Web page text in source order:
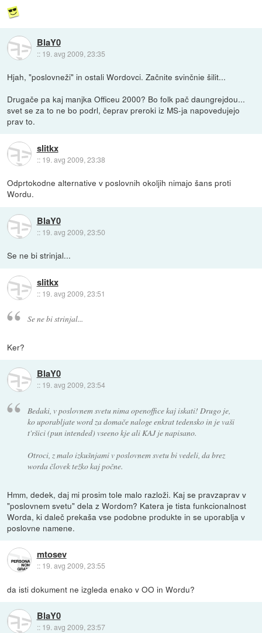
BlaY0
:: 19. avg 2009, 23:35
Hjah, "poslovneži" in ostali Wordovci. Začnite svinčnie šilit...
Drugače pa kaj manjka Officeu 2000? Bo folk pač daungrejdou...
svet se za to ne bo podrl, čeprav preroki iz MS-ja napovedujejo
prav to.
slitkx
:: 19. avg 2009, 23:38
Odprtokodne alternative v poslovnih okoljih nimajo šans proti
Wordu.
BlaY0
:: 19. avg 2009, 23:50
Se ne bi strinjal...
slitkx
:: 19. avg 2009, 23:51
Se ne bi strinjal...
Ker?
BlaY0
:: 19. avg 2009, 23:54
Bedaki, v poslovnem svetu nima openoffice kaj iskati! Drugo je,
ko uporabljate word za domače naloge enkrat tedensko in je vaši
t'ršici (pun intended) vseeno kje ali KAJ je napisano.
Otroci, z malo izkušnjami v poslovnem svetu bi vedeli, da brez
worda človek težko kaj počne.
Hmm, dedek, daj mi prosim tole malo razloži. Kaj se pravzaprav v
"poslovnem svetu" dela z Wordom? Katera je tista funkcionalnost
Worda, ki daleč prekaša vse podobne produkte in se uporablja v
poslovne namene.
mtosev
:: 19. avg 2009, 23:55
da isti dokument ne izgleda enako v OO in Wordu?
BlaY0
:: 19. avg 2009, 23:57